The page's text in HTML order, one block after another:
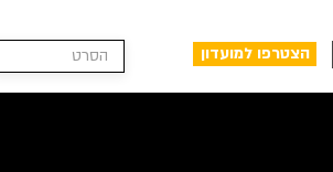
הצטרפו למועדון